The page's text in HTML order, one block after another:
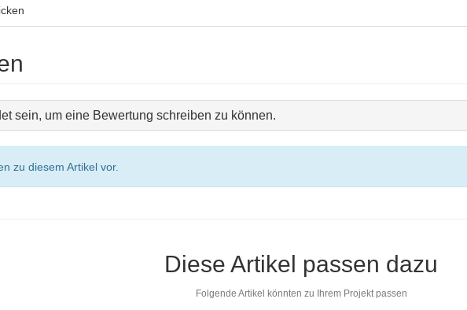
sein, um eine Bewertung schreiben zu können.
zu diesem Artikel vor.
Diese Artikel passen dazu
Folgende Artikel könnten zu Ihrem Projekt passen